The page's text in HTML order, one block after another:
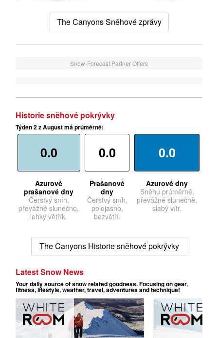
The Canyons Sněhové zprávy
Snow-Forecast Partner Offers
Historie sněhové pokrývky
Týden 2 z August má průměrně:
0.0
Azurové
prašanové dny
Čerstvý sníh,
převážně slunečno,
lehký větřík.
0.0
Prašanové
dny
Čerstvý sníh,
polojasno,
bezvětří.
0.0
Azurové dny
Sněhu průměrně,
převážně slunečně,
slabý vítr.
The Canyons Historie sněhové pokrývky